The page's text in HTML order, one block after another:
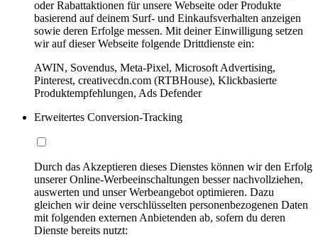
oder Rabattaktionen für unsere Webseite oder Produkte
basierend auf deinem Surf- und Einkaufsverhalten anzeigen
sowie deren Erfolge messen. Mit deiner Einwilligung setzen
wir auf dieser Webseite folgende Drittdienste ein:
AWIN, Sovendus, Meta-Pixel, Microsoft Advertising,
Pinterest, creativecdn.com (RTBHouse), Klickbasierte
Produktempfehlungen, Ads Defender
Erweitertes Conversion-Tracking
Durch das Akzeptieren dieses Dienstes können wir den Erfolg
unserer Online-Werbeeinschaltungen besser nachvollziehen,
auswerten und unser Werbeangebot optimieren. Dazu
gleichen wir deine verschlüsselten personenbezogenen Daten
mit folgenden externen Anbietenden ab, sofern du deren
Dienste bereits nutzt: